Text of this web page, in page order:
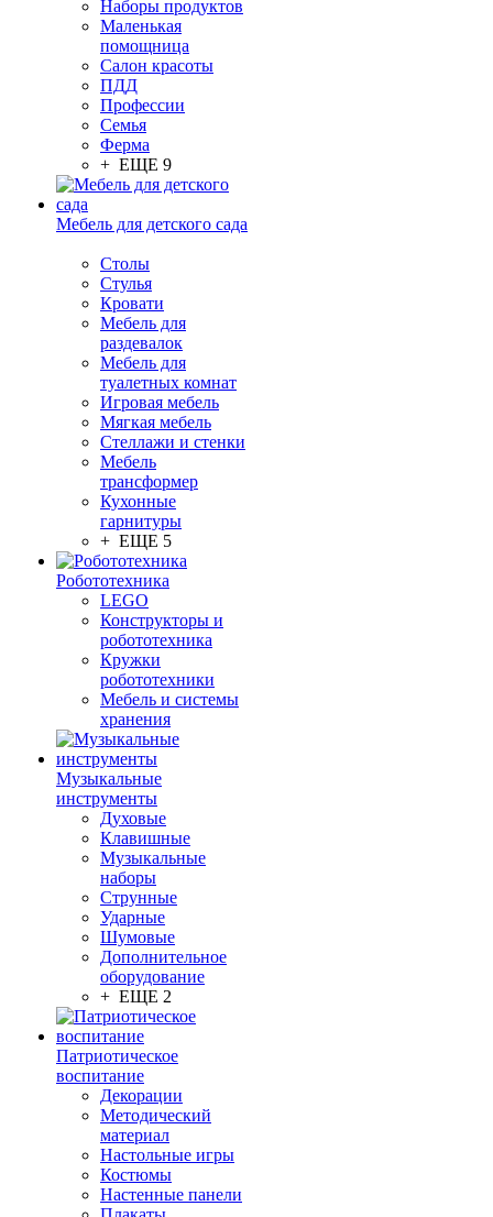
Наборы продуктов
Маленькая
помощница
Салон красоты
ПДД
Профессии
Семья
Ферма
+ ЕЩЕ 9
Мебель для детского сада
Столы
Cтулья
Кровати
Мебель для
раздевалок
Мебель для
туалетных комнат
Игровая мебель
Мягкая мебель
Стеллажи и стенки
Мебель
трансформер
Кухонные
гарнитуры
+ ЕЩЕ 5
Робототехника
LEGO
Конструкторы и
робототехника
Кружки
робототехники
Мебель и системы
хранения
Музыкальные
инструменты
Духовые
Клавишные
Музыкальные
наборы
Струнные
Ударные
Шумовые
Дополнительное
оборудование
+ ЕЩЕ 2
Патриотическое
воспитание
Декорации
Методический
материал
Настольные игры
Костюмы
Настенные панели